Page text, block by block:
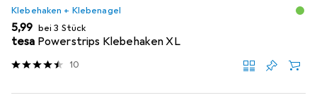
Klebehaken + Klebenagel
EUR
5,99 bei 3 Stück
tesa Powerstrips Klebehaken XL
10